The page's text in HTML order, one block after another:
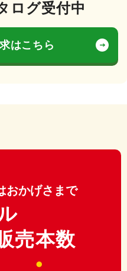
ログ受付中
はこちら
おかげさまで
売本数